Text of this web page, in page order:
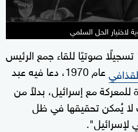
الحل السلمي
صوتيًا للقاء جمع الرئيس
عام 1970، دعا فيه عبد
مع إسرائيل، بدلاً من
لا يُمكن تحقيقها في ظل
لإسرائيل".